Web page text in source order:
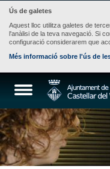
Ús de galetes
Aquest lloc utilitza galetes de
l'anàlisi de la teva navegació. Si
configuració considerarem que
Més informació sobre l'ús de